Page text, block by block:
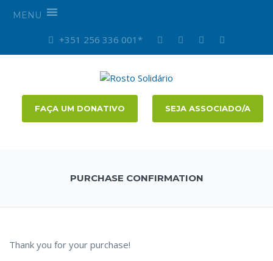
MENU
+351 256 336 001*
FAÇA UM DONATIVO SEJA ASSOCIADO/A
PURCHASE CONFIRMATION
Thank you for your purchase!